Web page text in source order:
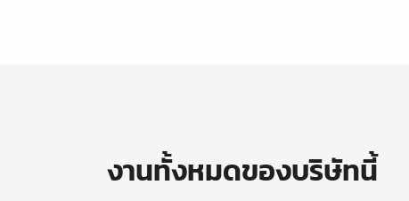
งานทั้งหมดของบริษัทนี้